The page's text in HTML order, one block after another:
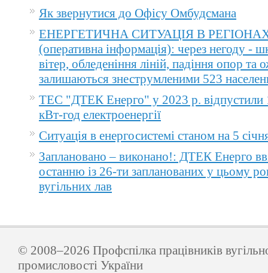
Як звернутися до Офісу Омбудсмана
ЕНЕРГЕТИЧНА СИТУАЦІЯ В
(оперативна інформація): через негоду -
вітер, обледеніння ліній, падіння опор та
залишаються знеструмленими 523
ТЕС "ДТЕК Енерго" у 2023 р. відпустили
кВт-год електроенергії
Ситуація в енергосистемі станом на 5
Заплановано – виконано!: ДТЕК Енерго
останню із 26-ти запланованих у цьому
вугільних лав
© 2008–2026 Профспілка працівників
промисловості України